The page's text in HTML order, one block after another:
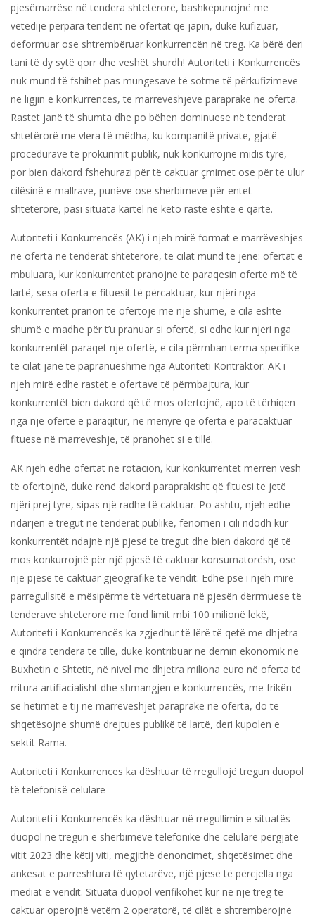
pjesëmarrëse në tendera shtetërorë, bashkëpunojnë me
vetëdije përpara tenderit në ofertat që japin, duke kufizuar,
deformuar ose shtrembëruar konkurrencën në treg. Ka bërë deri
tani të dy sytë qorr dhe veshët shurdh! Autoriteti i Konkurrencës
nuk mund të fshihet pas mungesave të sotme të përkufizimeve
në ligjin e konkurrencës, të marrëveshjeve paraprake në oferta.
Rastet janë të shumta dhe po bëhen dominuese në tenderat
shtetërorë me vlera të mëdha, ku kompanitë private, gjatë
procedurave të prokurimit publik, nuk konkurrojnë midis tyre,
por bien dakord fshehurazi për të caktuar çmimet ose për të ulur
cilësinë e mallrave, punëve ose shërbimeve për entet
shtetërore, pasi situata kartel në këto raste është e qartë.
Autoriteti i Konkurrencës (AK) i njeh mirë format e marrëveshjes
në oferta në tenderat shtetërorë, të cilat mund të jenë: ofertat e
mbuluara, kur konkurrentët pranojnë të paraqesin ofertë më të
lartë, sesa oferta e fituesit të përcaktuar, kur njëri nga
konkurrentët pranon të ofertojë me një shumë, e cila është
shumë e madhe për t’u pranuar si ofertë, si edhe kur njëri nga
konkurrentët paraqet një ofertë, e cila përmban terma specifike
të cilat janë të papranueshme nga Autoriteti Kontraktor. AK i
njeh mirë edhe rastet e ofertave të përmbajtura, kur
konkurrentët bien dakord që të mos ofertojnë, apo të tërhiqen
nga një ofertë e paraqitur, në mënyrë që oferta e paracaktuar
fituese në marrëveshje, të pranohet si e tillë.
AK njeh edhe ofertat në rotacion, kur konkurrentët merren vesh
të ofertojnë, duke rënë dakord paraprakisht që fituesi të jetë
njëri prej tyre, sipas një radhe të caktuar. Po ashtu, njeh edhe
ndarjen e tregut në tenderat publikë, fenomen i cili ndodh kur
konkurrentët ndajnë një pjesë të tregut dhe bien dakord që të
mos konkurrojnë për një pjesë të caktuar konsumatorësh, ose
një pjesë të caktuar gjeografike të vendit. Edhe pse i njeh mirë
parregullsitë e mësipërme të vërtetuara në pjesën dërrmuese të
tenderave shteterorë me fond limit mbi 100 milionë lekë,
Autoriteti i Konkurrencës ka zgjedhur të lërë të qetë me dhjetra
e qindra tendera të tillë, duke kontribuar në dëmin ekonomik në
Buxhetin e Shtetit, në nivel me dhjetra miliona euro në oferta të
rritura artifiacialisht dhe shmangjen e konkurrencës, me frikën
se hetimet e tij në marrëveshjet paraprake në oferta, do të
shqetësojnë shumë drejtues publikë të lartë, deri kupolën e
sektit Rama.
Autoriteti i Konkurrences ka dështuar të rregullojë tregun duopol
të telefonisë celulare
Autoriteti i Konkurrencës ka dështuar në rregullimin e situatës
duopol në tregun e shërbimeve telefonike dhe celulare përgjatë
vitit 2023 dhe këtij viti, megjithë denoncimet, shqetësimet dhe
ankesat e parreshtura të qytetarëve, një pjesë të përcjella nga
mediat e vendit. Situata duopol verifikohet kur në një treg të
caktuar operojnë vetëm 2 operatorë, të cilët e shtrembërojnë